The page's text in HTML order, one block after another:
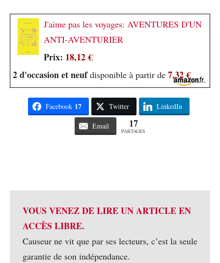
J'aime pas les voyages: AVENTURES D'UN
ANTI-AVENTURIER
Prix: 18,12 €
2 d'occasion et neufdisponible à partir de 7,32 €
Facebook 17 Twitter LinkedIn
Email 17
PARTAGES
VOUS VENEZ DE LIRE UN ARTICLE EN
ACCÈS LIBRE.
Causeur ne vit que par ses lecteurs, c’est la seule
garantie de son indépendance.